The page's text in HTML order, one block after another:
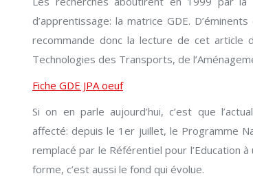
d’apprentissage: la matrice GDE.
recommande donc la lecture de cet article
Technologies des Transports, de
Fiche GDE JPA oeuf
Si on en parle aujourd’hui, c’est que
affecté: depuis le 1er juillet, le Programme
remplacé par le Référentiel pour l’Education
forme, c’est aussi le fond qui évolue.